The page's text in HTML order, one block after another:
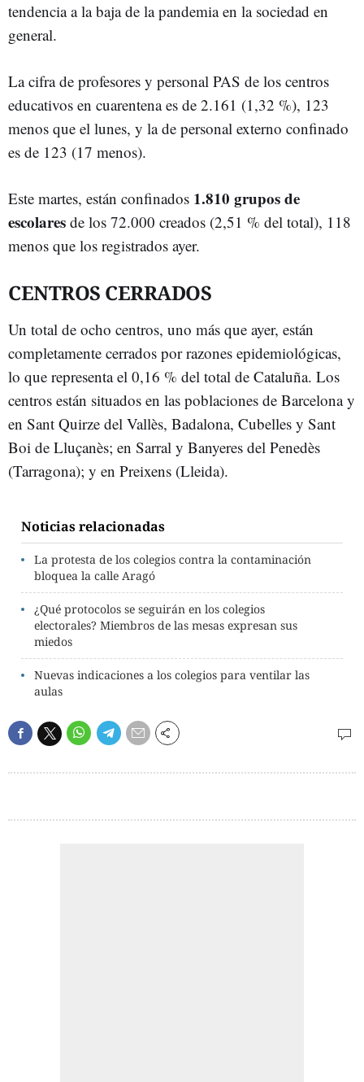
tendencia a la baja de la pandemia en la sociedad en
general.
La cifra de profesores y personal PAS de los centros
educativos en cuarentena es de 2.161 (1,32 %), 123
menos que el lunes, y la de personal externo confinado
es de 123 (17 menos).
Este martes, están confinados 1.810 grupos de
escolares de los 72.000 creados (2,51 % del total), 118
menos que los registrados ayer.
CENTROS CERRADOS
Un total de ocho centros, uno más que ayer, están
completamente cerrados por razones epidemiológicas,
lo que representa el 0,16 % del total de Cataluña. Los
centros están situados en las poblaciones de Barcelona y
en Sant Quirze del Vallès, Badalona, Cubelles y Sant
Boi de Lluçanès; en Sarral y Banyeres del Penedès
(Tarragona); y en Preixens (Lleida).
Noticias relacionadas
La protesta de los colegios contra la contaminación
bloquea la calle Aragó
¿Qué protocolos se seguirán en los colegios
electorales? Miembros de las mesas expresan sus
miedos
Nuevas indicaciones a los colegios para ventilar las
aulas